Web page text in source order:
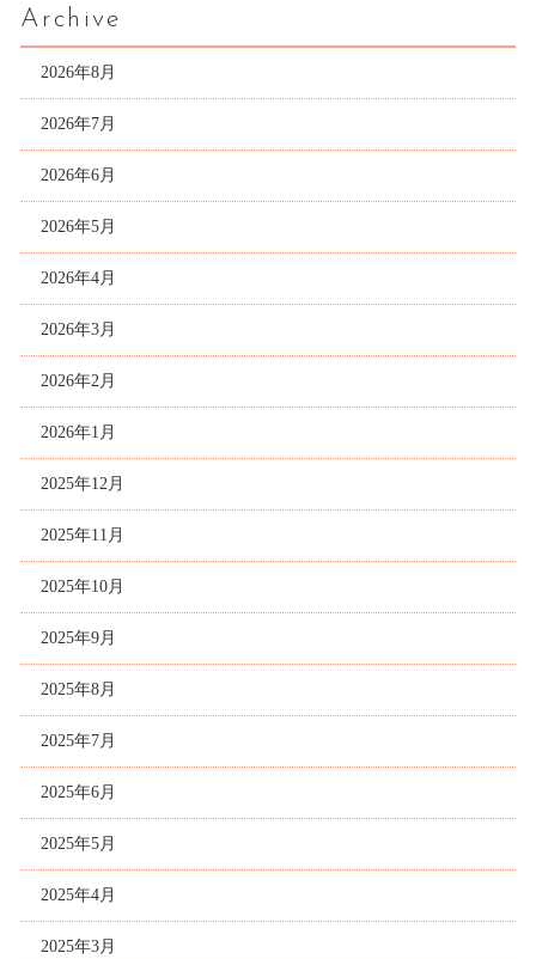
Archive
2026年8月
2026年7月
2026年6月
2026年5月
2026年4月
2026年3月
2026年2月
2026年1月
2025年12月
2025年11月
2025年10月
2025年9月
2025年8月
2025年7月
2025年6月
2025年5月
2025年4月
2025年3月